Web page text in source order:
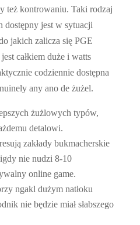
też kontrowaniu. Taki rodzaj
dostępny jest w sytuacji
jakich zalicza się PGE
całkiem duże i watts
codziennie dostępna
any ano de żużel.
żużlowych typów,
detalowi.
zakłady bukmacherskie
nie nudzi 8-10
online game.
ngakl dużym natłoku
nie będzie miał słabszego